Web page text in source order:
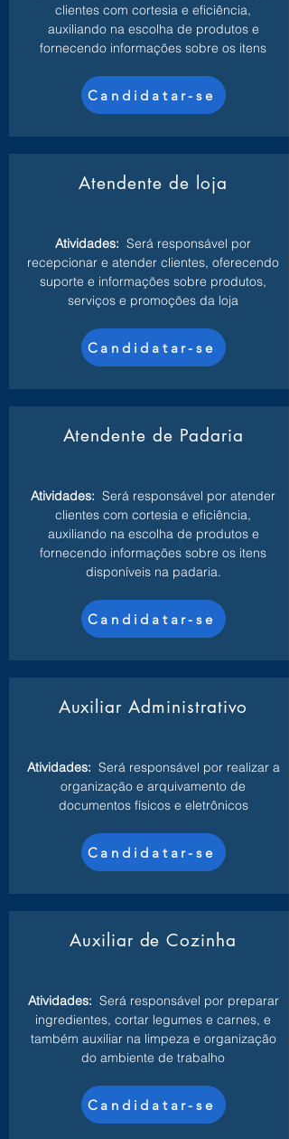
clientes com cortesia e eficiência,
auxiliando na escolha de produtos e
fornecendo informações sobre os itens
Candidatar-se
Atendente de loja
Atividades: Será responsável por
recepcionar e atender clientes, oferecendo
suporte e informações sobre produtos,
serviços e promoções da loja
Candidatar-se
Atendente de Padaria
Atividades: Será responsável por atender
clientes com cortesia e eficiência,
auxiliando na escolha de produtos e
fornecendo informações sobre os itens
disponíveis na padaria.
Candidatar-se
Auxiliar Administrativo
Atividades: Será responsável por realizar a
organização e arquivamento de
documentos físicos e eletrônicos
Candidatar-se
Auxiliar de Cozinha
Atividades: Será responsável por preparar
ingredientes, cortar legumes e carnes, e
também auxiliar na limpeza e organização
do ambiente de trabalho
Candidatar-se